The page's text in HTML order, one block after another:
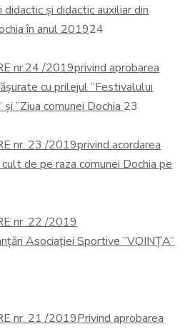
și didactic auxiliar din
în anul 201924
nr.24 /2019privind aprobarea
cu prilejul ”Festivalului
”Ziua comunei Dochia 23
nr. 23 /2019privind acordarea
de pe raza comunei Dochia pe
nr. 22 /2019
Asociației Sportive ”VOINȚA”
nr. 21 /2019Privind aprobarea